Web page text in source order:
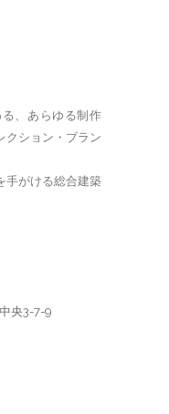
、あらゆる制作
クション・ブラン
手がける総合建築
央3-7-9